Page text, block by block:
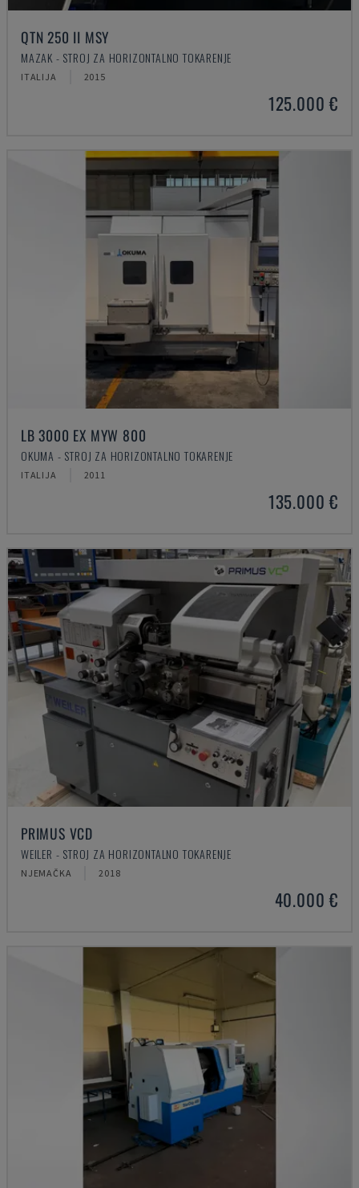
QTN 250 II MSY
MAZAK - STROJ ZA HORIZONTALNO TOKARENJE
ITALIJA 2015
125.000 €
LB 3000 EX MYW 800
OKUMA - STROJ ZA HORIZONTALNO TOKARENJE
ITALIJA 2011
135.000 €
PRIMUS VCD
WEILER - STROJ ZA HORIZONTALNO TOKARENJE
NJEMAČKA 2018
40.000 €